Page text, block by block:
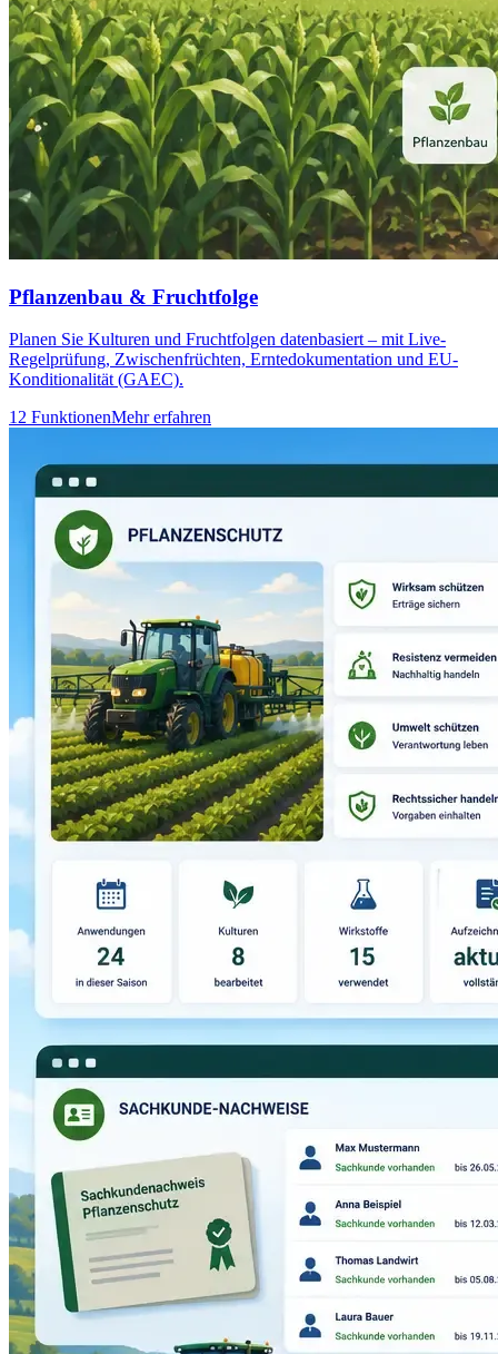
Pflanzenbau & Fruchtfolge
Planen Sie Kulturen und Fruchtfolgen datenbasiert – mit Live-
Regelprüfung, Zwischenfrüchten, Erntedokumentation und EU-
Konditionalität (GAEC).
12 FunktionenMehr erfahren